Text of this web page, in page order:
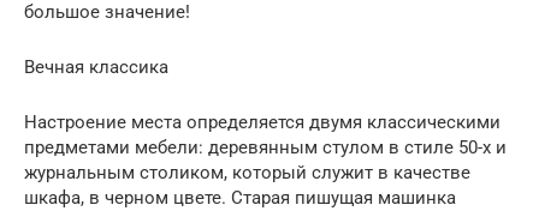
большое значение!
Вечная классика
Настроение места определяется двумя классическими
предметами мебели: деревянным стулом в стиле 50-х и
журнальным столиком, который служит в качестве
шкафа, в черном цвете. Старая пишущая машинка